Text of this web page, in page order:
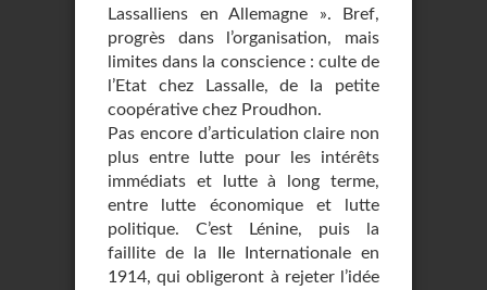
Lassalliens en Allemagne ». Bref,
progrès dans l’organisation, mais
limites dans la conscience : culte de
l’Etat chez Lassalle, de la petite
coopérative chez Proudhon.
Pas encore d’articulation claire non
plus entre lutte pour les intérêts
immédiats et lutte à long terme,
entre lutte économique et lutte
politique. C’est Lénine, puis la
faillite de la IIe Internationale en
1914, qui obligeront à rejeter l’idée